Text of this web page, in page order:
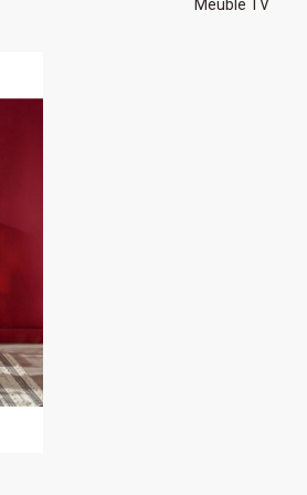
Meuble TV